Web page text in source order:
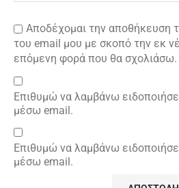
Αποδέχομαι την αποθήκευση
του email μου με σκοπό την εκ
επόμενη φορά που θα σχολιάσω.
Επιθυμώ να λαμβάνω
μέσω email.
Επιθυμώ να λαμβάνω
μέσω email.